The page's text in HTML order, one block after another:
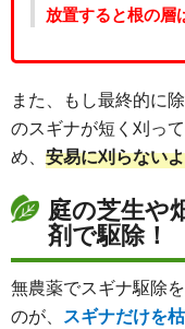
放置すると根の層
また、もし最終的に
のスギナが短く刈っ
め、 安易に刈らない
庭の芝生や
剤で駆除！
無農薬でスギナ駆除
のが、 スギナだけを